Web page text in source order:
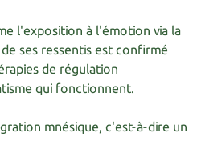
l'exposition à l'émotion via la
ses ressentis est confirmé
de régulation
qui fonctionnent.
mnésique, c'est-à-dire un